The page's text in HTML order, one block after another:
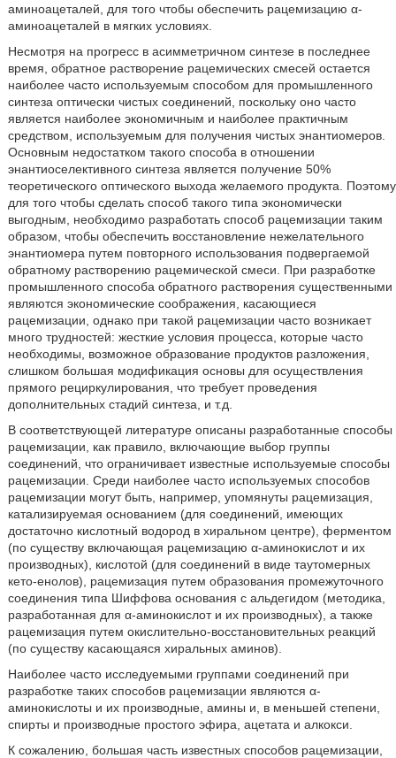
аминоацеталей, для того чтобы обеспечить рацемизацию α-
аминоацеталей в мягких условиях.
Несмотря на прогресс в асимметричном синтезе в последнее
время, обратное растворение рацемических смесей остается
наиболее часто используемым способом для промышленного
синтеза оптически чистых соединений, поскольку оно часто
является наиболее экономичным и наиболее практичным
средством, используемым для получения чистых энантиомеров.
Основным недостатком такого способа в отношении
энантиоселективного синтеза является получение 50%
теоретического оптического выхода желаемого продукта. Поэтому
для того чтобы сделать способ такого типа экономически
выгодным, необходимо разработать способ рацемизации таким
образом, чтобы обеспечить восстановление нежелательного
энантиомера путем повторного использования подвергаемой
обратному растворению рацемической смеси. При разработке
промышленного способа обратного растворения существенными
являются экономические соображения, касающиеся
рацемизации, однако при такой рацемизации часто возникает
много трудностей: жесткие условия процесса, которые часто
необходимы, возможное образование продуктов разложения,
слишком большая модификация основы для осуществления
прямого рециркулирования, что требует проведения
дополнительных стадий синтеза, и т.д.
В соответствующей литературе описаны разработанные способы
рацемизации, как правило, включающие выбор группы
соединений, что ограничивает известные используемые способы
рацемизации. Среди наиболее часто используемых способов
рацемизации могут быть, например, упомянуты рацемизация,
катализируемая основанием (для соединений, имеющих
достаточно кислотный водород в хиральном центре), ферментом
(по существу включающая рацемизацию α-аминокислот и их
производных), кислотой (для соединений в виде таутомерных
кето-енолов), рацемизация путем образования промежуточного
соединения типа Шиффова основания с альдегидом (методика,
разработанная для α-аминокислот и их производных), а также
рацемизация путем окислительно-восстановительных реакций
(по существу касающаяся хиральных аминов).
Наиболее часто исследуемыми группами соединений при
разработке таких способов рацемизации являются α-
аминокислоты и их производные, амины и, в меньшей степени,
спирты и производные простого эфира, ацетата и алкокси.
К сожалению, большая часть известных способов рацемизации,